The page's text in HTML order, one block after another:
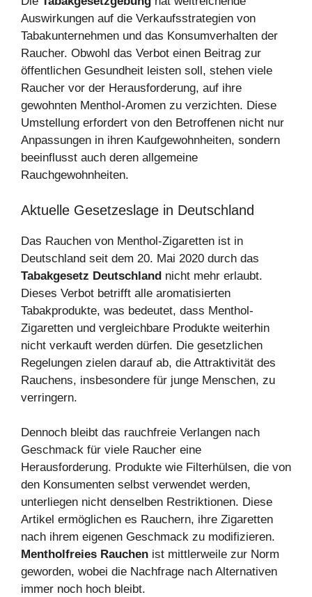
Auswirkungen auf die Verkaufsstrategien von
Tabakunternehmen und das Konsumverhalten der
Raucher. Obwohl das Verbot einen Beitrag zur
öffentlichen Gesundheit leisten soll, stehen viele
Raucher vor der Herausforderung, auf ihre
gewohnten Menthol-Aromen zu verzichten. Diese
Umstellung erfordert von den Betroffenen nicht nur
Anpassungen in ihren Kaufgewohnheiten, sondern
beeinflusst auch deren allgemeine
Rauchgewohnheiten.
Aktuelle Gesetzeslage in Deutschland
Das Rauchen von Menthol-Zigaretten ist in
Deutschland seit dem 20. Mai 2020 durch das
Tabakgesetz Deutschland nicht mehr erlaubt.
Dieses Verbot betrifft alle aromatisierten
Tabakprodukte, was bedeutet, dass Menthol-
Zigaretten und vergleichbare Produkte weiterhin
nicht verkauft werden dürfen. Die gesetzlichen
Regelungen zielen darauf ab, die Attraktivität des
Rauchens, insbesondere für junge Menschen, zu
verringern.
Dennoch bleibt das rauchfreie Verlangen nach
Geschmack für viele Raucher eine
Herausforderung. Produkte wie Filterhülsen, die von
den Konsumenten selbst verwendet werden,
unterliegen nicht denselben Restriktionen. Diese
Artikel ermöglichen es Rauchern, ihre Zigaretten
nach ihrem eigenen Geschmack zu modifizieren.
Mentholfreies Rauchen ist mittlerweile zur Norm
geworden, wobei die Nachfrage nach Alternativen
immer noch hoch bleibt.